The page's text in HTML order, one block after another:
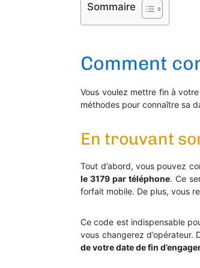
Sommaire
Comment
Vous voulez mettre fin à
méthodes pour connaître sa
En trouvant
Tout d’abord, vous pouvez
le 3179 par téléphone. Ce
forfait mobile. De plus, vous
Ce code est indispensable
vous changerez d’opérateur.
de votre date de fin